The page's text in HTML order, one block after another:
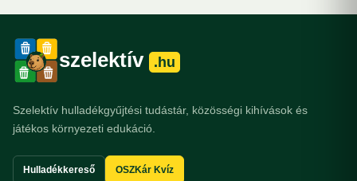
szelektív .hu
Szelektív hulladékgyűjtési tudástár, közösségi kihívások és
játékos környezeti edukáció.
Hulladékkereső OSZKár Kvíz